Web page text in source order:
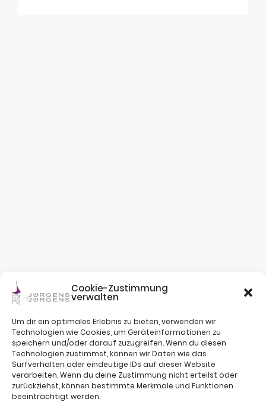
Cookie-Zustimmung
verwalten
Um dir ein optimales Erlebnis zu bieten, verwenden wir
Technologien wie Cookies, um Geräteinformationen zu
speichern und/oder darauf zuzugreifen. Wenn du diesen
Technologien zustimmst, können wir Daten wie das
Surfverhalten oder eindeutige IDs auf dieser Website
verarbeiten. Wenn du deine Zustimmung nicht erteilst oder
zurückziehst, können bestimmte Merkmale und Funktionen
beeinträchtigt werden.